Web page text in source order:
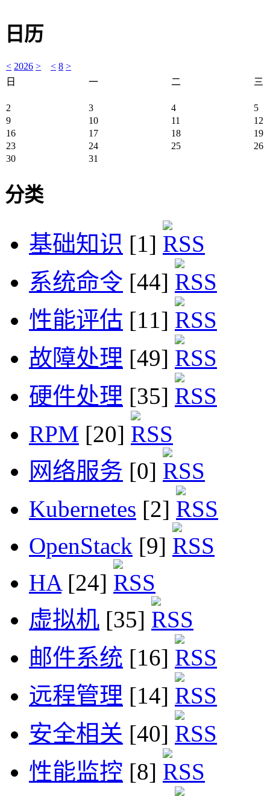
日历
< 2026 > < 8 >
日
一 二 三
2 3 4
5
9
10 11
12
16
17 18
19
23
24 25
26
30
31
分类
基础知识 [1]
系统命令 [44]
性能评估 [11]
故障处理 [49]
硬件处理 [35]
RPM [20]
网络服务 [0]
Kubernetes [2]
OpenStack [9]
HA[24]
虚拟机 [35]
邮件系统 [16]
远程管理 [14]
安全相关 [40]
性能监控 [8]